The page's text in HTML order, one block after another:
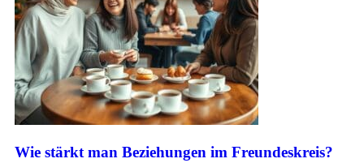
Wie stärkt man Beziehungen im Freundeskreis?